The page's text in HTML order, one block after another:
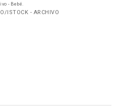
- Bebé.
ISTOCK - ARCHIVO